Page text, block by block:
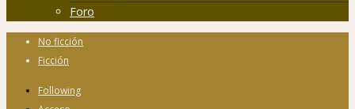
Foro
No ficción
Ficción
Following